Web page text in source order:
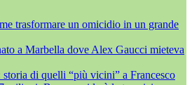
trasformare un omicidio in un grande
a Marbella dove Alex Gaucci mieteva
storia di quelli “più vicini” a Francesco